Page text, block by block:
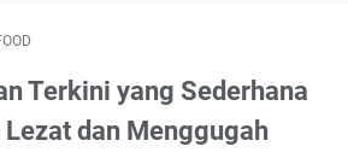
Terkini yang Sederhana
dan Menggugah